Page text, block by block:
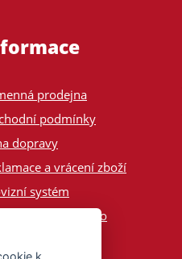
prodejna
podmínky
dopravy
a vrácení zboží
systém
na Slovensko
k